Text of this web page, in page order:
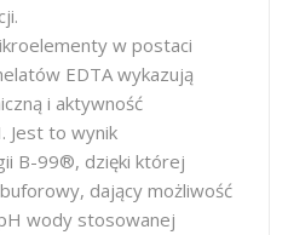
w postaci
EDTA wykazują
i aktywność
Jest to wynik
B-99®, dzięki której
dający możliwość
wody stosowanej